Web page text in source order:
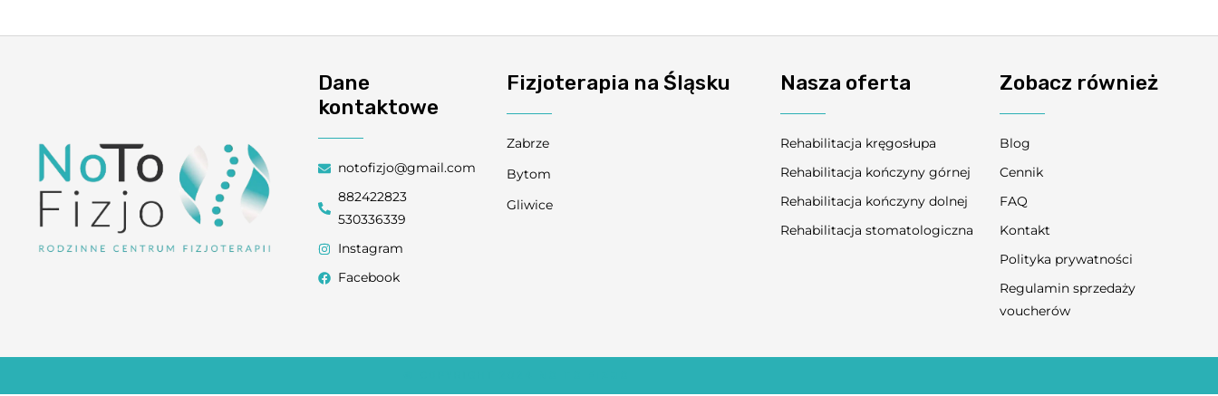
Dane
kontaktowe
notofizjo@gmail.com
882422823
530336339
Instagram
Facebook
Fizjoterapia na Śląsku
Zabrze
Bytom
Gliwice
Nasza oferta
Rehabilitacja kręgosłupa
Rehabilitacja kończyny górnej
Rehabilitacja kończyny dolnej
Rehabilitacja stomatologiczna
Zobacz również
Blog
Cennik
FAQ
Kontakt
Polityka prywatności
Regulamin sprzedaży
voucherów